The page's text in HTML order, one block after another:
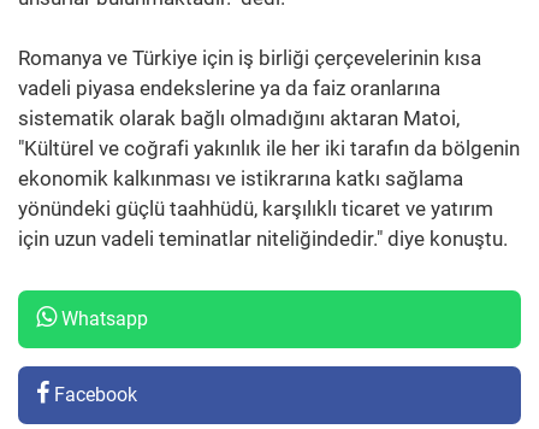
Romanya ve Türkiye için iş birliği çerçevelerinin kısa
vadeli piyasa endekslerine ya da faiz oranlarına
sistematik olarak bağlı olmadığını aktaran Matoi,
"Kültürel ve coğrafi yakınlık ile her iki tarafın da bölgenin
ekonomik kalkınması ve istikrarına katkı sağlama
yönündeki güçlü taahhüdü, karşılıklı ticaret ve yatırım
için uzun vadeli teminatlar niteliğindedir." diye konuştu.
Whatsapp
Facebook